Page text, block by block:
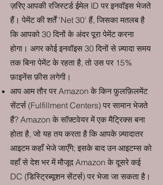
ज़रिए आपकी रजिस्टर्ड ईमेल ID पर इनवॉइस भेजते
हैं। पेमेंट की शर्तें 'Net 30' हैं, जिसका मतलब है
कि आपको 30 दिनों के अंदर पूरा पेमेंट करना
होगा। अगर कोई इनवॉइस 30 दिनों से ज़्यादा समय
तक बिना पेमेंट के रहता है, तो उस पर 15%
फ़ाइनेंस फ़ीस लगेगी।
आप आम तौर पर Amazon के किन फ़ुलफ़िलमेंट
सेंटर्स (Fulfillment Centers) पर सामान भेजते
हैं? Amazon के सॉफ़्टवेयर में एक मैट्रिक्स बना
होता है, जो यह तय करता है कि आपके ज़्यादातर
आइटम कहाँ भेजे जाएँगे; इसके बाद उन आइटम्स को
वहाँ से देश भर में मौजूद Amazon के दूसरे कई
DC (डिस्ट्रिब्यूशन सेंटर्स) पर भेजा जा सकता है।